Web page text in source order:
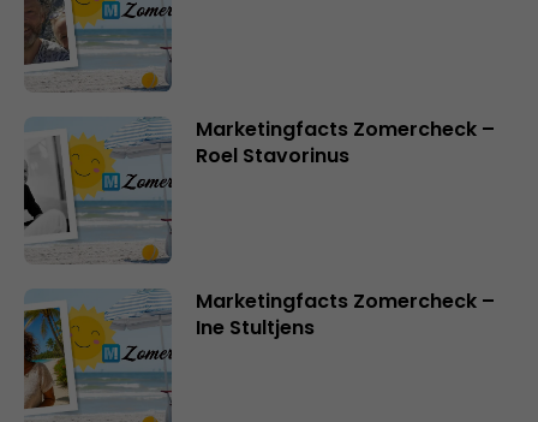
Marketingfacts Zomercheck –
Roel Stavorinus
Marketingfacts Zomercheck –
Ine Stultjens